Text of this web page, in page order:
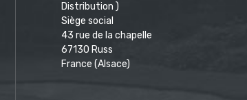
Distribution )
Siège social
43 rue de la chapelle
67130 Russ
France (Alsace)